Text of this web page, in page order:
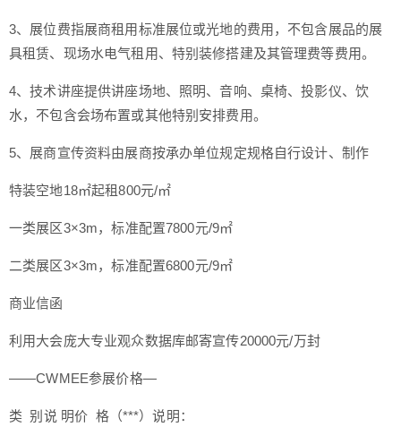
3、展位费指展商租用标准展位或光地的费用，不包含展品的展
具租赁、现场水电气租用、特别装修搭建及其管理费等费用。
4、技术讲座提供讲座场地、照明、音响、桌椅、投影仪、饮
水，不包含会场布置或其他特别安排费用。
5、展商宣传资料由展商按承办单位规定规格自行设计、制作
特装空地18㎡起租800元/㎡
一类展区3×3m，标准配置7800元/9㎡
二类展区3×3m，标准配置6800元/9㎡
商业信函
利用大会庞大专业观众数据库邮寄宣传20000元/万封
——CWMEE参展价格—
类 别 说 明价 格（***）说明：